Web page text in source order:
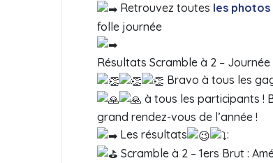
Retrouvez toutes les photos
folle journée
Résultats Scramble à 2 – Journée
Bravo à tous les
à tous les participants !
grand rendez-vous de l’année !
Les résultats
:
Scramble à 2 – 1ers Brut :